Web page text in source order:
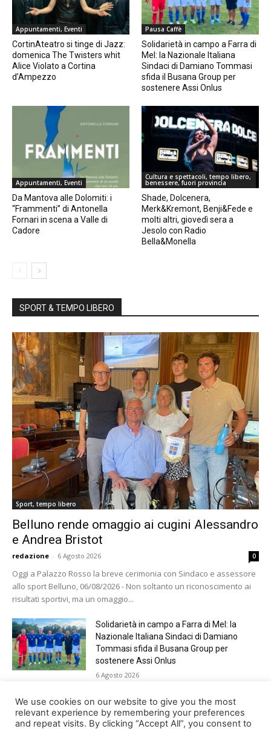
Appuntamenti, Eventi
CortinAteatro si tinge di Jazz:
domenica The Twisters whit
Alice Violato a Cortina
d’Ampezzo
Pausa Caffè
Solidarietà in campo a Farra di
Mel: la Nazionale Italiana
Sindaci di Damiano Tommasi
sfida il Busana Group per
sostenere Assi Onlus
Appuntamenti, Eventi
Da Mantova alle Dolomiti: i
“Frammenti” di Antonella
Fornari in scena a Valle di
Cadore
Cultura e spettacoli, tempo libero,
benessere, fuori provincia
Shade, Dolcenera,
Merk&Kremont, Benji&Fede e
molti altri, giovedì sera a
Jesolo con Radio
Bella&Monella
SPORT & TEMPO LIBERO
Sport, tempo libero
Belluno rende omaggio ai cugini Alessandro
e Andrea Bristot
redazione - 6 Agosto 2026 0
Oggi a Palazzo Rosso la breve cerimonia con Sindaco e assessore
allo sport Belluno, 06/08/2026 - Non soltanto un riconoscimento ai
risultati sportivi, ma un omaggio...
Solidarietà in campo a Farra di Mel: la
Nazionale Italiana Sindaci di Damiano
Tommasi sfida il Busana Group per
sostenere Assi Onlus
6 Agosto 2026
Shade, Dolcenera, Merk&Kremont,
Benji&Fede e molti altri, giovedì sera a
Jesolo con Radio Bella&Monella
We use cookies on our website to give you the most
relevant experience by remembering your preferences
and repeat visits. By clicking “Accept All”, you consent to